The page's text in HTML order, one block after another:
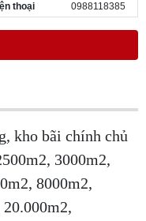
thoại
0988118385
kho bãi chính chủ
3000m2,
8000m2,